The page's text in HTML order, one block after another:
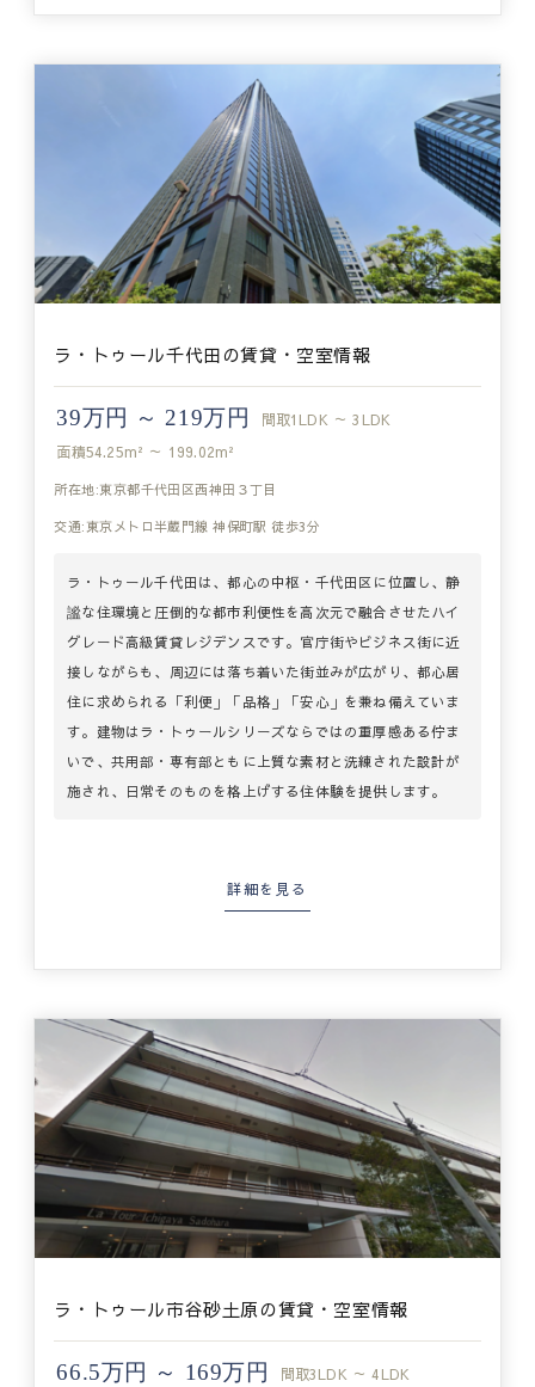
ラ・トゥール千代田の賃貸・空室情報
39万円 ～ 219万円 間取1LDK ～ 3LDK
面積54.25m² ～ 199.02m²
所在地:東京都千代田区西神田３丁目
交通:東京メトロ半蔵門線 神保町駅 徒歩3分
ラ・トゥール千代田は、都心の中枢・千代田区に位置し、静
謐な住環境と圧倒的な都市利便性を高次元で融合させたハイ
グレード高級賃貸レジデンスです。官庁街やビジネス街に近
接しながらも、周辺には落ち着いた街並みが広がり、都心居
住に求められる「利便」「品格」「安心」を兼ね備えていま
す。建物はラ・トゥールシリーズならではの重厚感ある佇ま
いで、共用部・専有部ともに上質な素材と洗練された設計が
施され、日常そのものを格上げする住体験を提供します。
詳細を見る
ラ・トゥール市谷砂土原の賃貸・空室情報
66.5万円 ～ 169万円 間取3LDK ～ 4LDK